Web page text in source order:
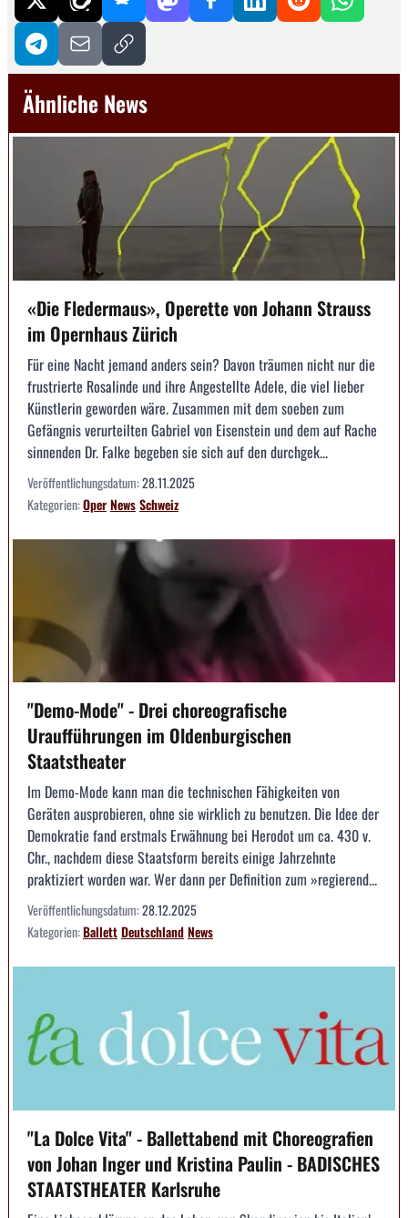
Ähnliche News
«Die Fledermaus», Operette von Johann Strauss
im Opernhaus Zürich
Für eine Nacht jemand anders sein? Davon träumen nicht nur die
frustrierte Rosalinde und ihre Angestellte Adele, die viel lieber
Künstlerin geworden wäre. Zusammen mit dem soeben zum
Gefängnis verurteilten Gabriel von Eisenstein und dem auf Rache
sinnenden Dr. Falke begeben sie sich auf den durchgek...
Veröffentlichungsdatum:28.11.2025
Kategorien:OperNewsSchweiz
"Demo-Mode" - Drei choreografische
Uraufführungen im Oldenburgischen
Staatstheater
Im Demo-Mode kann man die technischen Fähigkeiten von
Geräten ausprobieren, ohne sie wirklich zu benutzen. Die Idee der
Demokratie fand erstmals Erwähnung bei Herodot um ca. 430 v.
Chr., nachdem diese Staatsform bereits einige Jahrzehnte
praktiziert worden war. Wer dann per Definition zum »regierend...
Veröffentlichungsdatum:28.12.2025
Kategorien:BallettDeutschlandNews
"La Dolce Vita" - Ballettabend mit Choreografien
von Johan Inger und Kristina Paulin - BADISCHES
STAATSTHEATER Karlsruhe